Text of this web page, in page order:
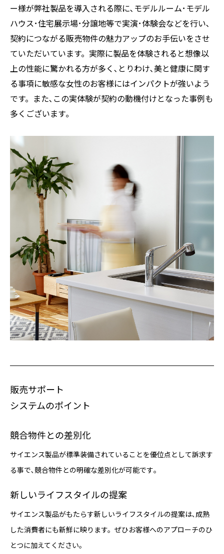
ー様が弊社製品を導入される際に､モデルルーム･モデル
ハウス･住宅展示場･分譲地等で実演･体験会などを行い､
契約につながる販売物件の魅力アップのお手伝いをさせ
ていただいています。実際に製品を体験されると想像以
上の性能に驚かれる方が多く､とりわけ､美と健康に関す
る事項に敏感な女性のお客様にはインパクトが強いよう
です。また､この実体験が契約の動機付けとなった事例も
多くございます｡
販売サポート
システムのポイント
競合物件との差別化
サイエンス製品が標準装備されていることを優位点として訴求す
る事で､競合物件との明確な差別化が可能です｡
新しいライフスタイルの提案
サイエンス製品がもたらす新しいライフスタイルの提案は､成熟
した消費者にも新鮮に映ります。ぜひお客様へのアプローチのひ
とつに加えてください｡